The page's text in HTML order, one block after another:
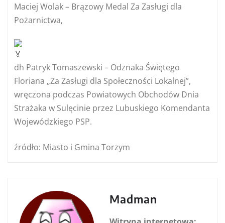
Maciej Wolak – Brązowy Medal Za Zasługi dla
Pożarnictwa,
dh Patryk Tomaszewski – Odznaka Świętego
Floriana „Za Zasługi dla Społeczności Lokalnej”,
wręczona podczas Powiatowych Obchodów Dnia
Strażaka w Sulęcinie przez Lubuskiego Komendanta
Wojewódzkiego PSP.
źródło: Miasto i Gmina Torzym
Madman